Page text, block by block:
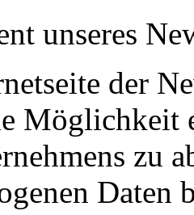
unseres
der
Möglichkeit
zu
Daten